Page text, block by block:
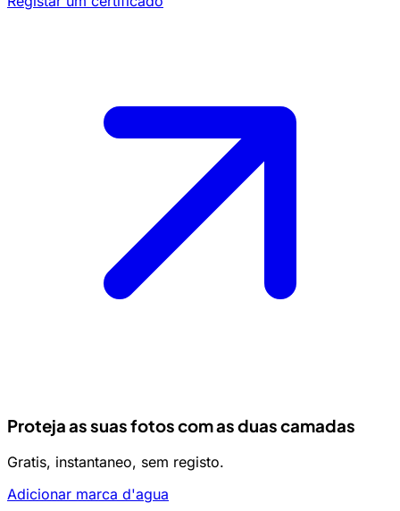
Proteja as suas fotos com as duas camadas
Gratis, instantaneo, sem registo.
Adicionar marca d'agua